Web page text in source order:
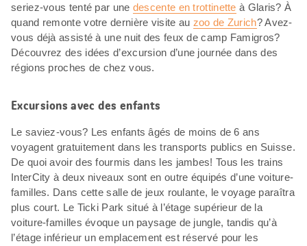
seriez-vous tenté par une descente en trottinette à Glaris? À
quand remonte votre dernière visite au zoo de Zurich? Avez-
vous déjà assisté à une nuit des feux de camp Famigros?
Découvrez des idées d’excursion d’une journée dans des
régions proches de chez vous.
Excursions avec des enfants
Le saviez-vous? Les enfants âgés de moins de 6 ans
voyagent gratuitement dans les transports publics en Suisse.
De quoi avoir des fourmis dans les jambes! Tous les trains
InterCity à deux niveaux sont en outre équipés d’une voiture-
familles. Dans cette salle de jeux roulante, le voyage paraîtra
plus court. Le Ticki Park situé à l’étage supérieur de la
voiture-familles évoque un paysage de jungle, tandis qu’à
l’étage inférieur un emplacement est réservé pour les